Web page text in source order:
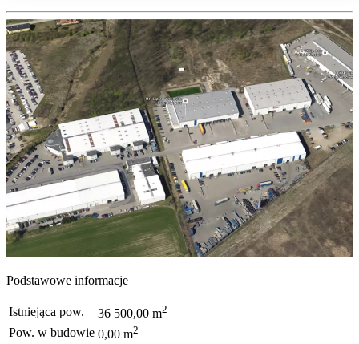
Podstawowe informacje
Istniejąca pow. 36 500,00 m2
Pow. w budowie 0,00 m2